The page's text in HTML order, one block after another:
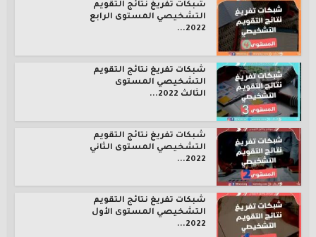
شبكات تفريغ نتائج التقويم
التشخيصي المستوى الرابع
2022...
شبكات تفريغ نتائج التقويم
التشخيصي المستوى
الثالث 2022...
شبكات تفريغ نتائج التقويم
التشخيصي المستوى الثاني
2022...
شبكات تفريغ نتائج التقويم
التشخيصي المستوى الأول
2022...